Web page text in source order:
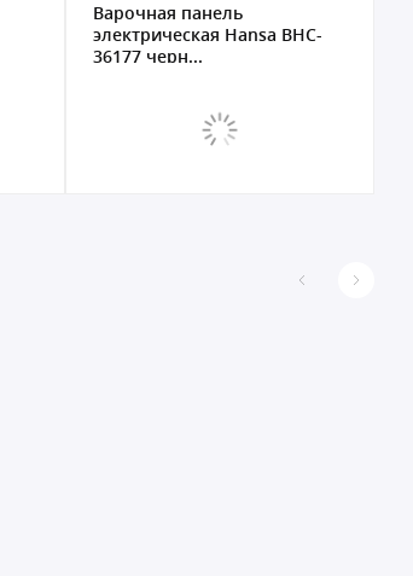
Варочная панель
электрическая Hansa BHC-
36177 черн...